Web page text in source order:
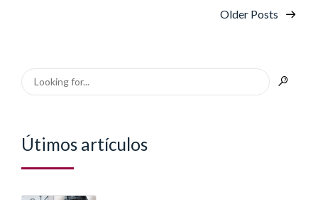
Older Posts
Útimos artículos